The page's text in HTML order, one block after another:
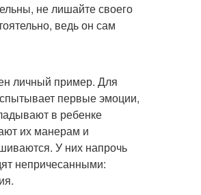
не лишайте своего
ведь он сам
личный пример. Для
первые эмоции,
в ребенке
их манерам и
У них напрочь
непричесанными: